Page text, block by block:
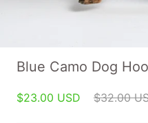
Blue Camo Dog
$23.00 USD $32.00